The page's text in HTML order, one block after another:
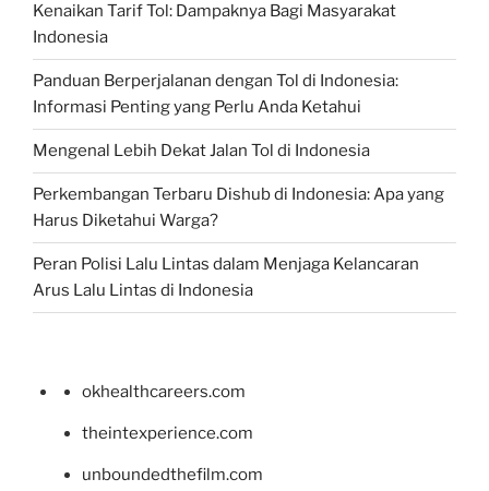
Kenaikan Tarif Tol: Dampaknya Bagi Masyarakat
Indonesia
Panduan Berperjalanan dengan Tol di Indonesia:
Informasi Penting yang Perlu Anda Ketahui
Mengenal Lebih Dekat Jalan Tol di Indonesia
Perkembangan Terbaru Dishub di Indonesia: Apa yang
Harus Diketahui Warga?
Peran Polisi Lalu Lintas dalam Menjaga Kelancaran
Arus Lalu Lintas di Indonesia
okhealthcareers.com
theintexperience.com
unboundedthefilm.com